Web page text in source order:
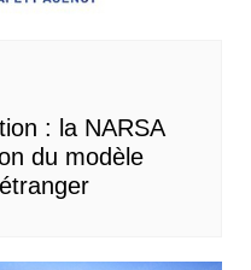
: la NARSA
du modèle